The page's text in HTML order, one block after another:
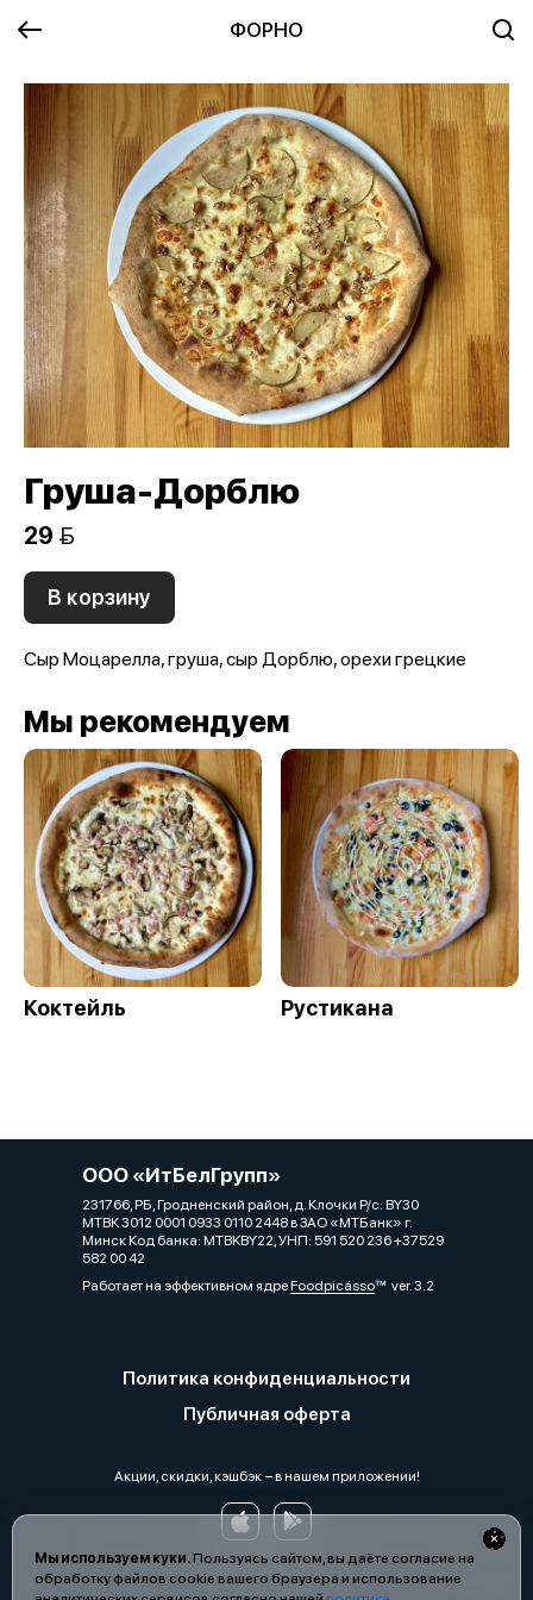
ФОРНО
Мы используем куки.Пользуясь сайтом, вы даёте согласие на
обработку файлов cookie вашего браузера и использование
Груша-Дорблю
29 
В корзину
Сыр Моцарелла, груша, сыр Дорблю, орехи грецкие
Мы рекомендуем
Коктейль Рустикана
ООО «ИтБелГрупп»
231766, РБ, Гродненский район, д. Клочки Р/с: BY30
MTBK 3012 0001 0933 0110 2448 в ЗАО «МТБанк» г.
Минск Код банка: MTBKBY22, УНП: 591 520 236 +37529
582 00 42
Работает на эффективном ядреFoodpicássover. 3.2
Политика конфиденциальности
Публичная оферта
Акции, скидки, кэшбэк − в нашем приложении!